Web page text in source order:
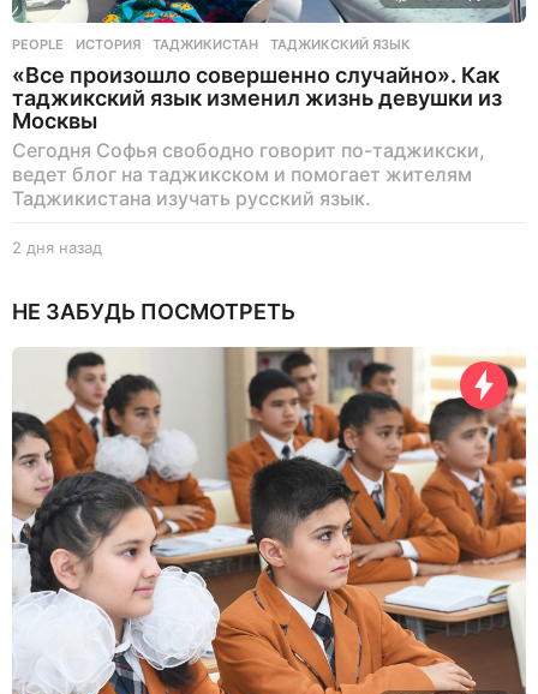
PEOPLE ИСТОРИЯ ,ТАДЖИКИСТАН ,ТАДЖИКСКИЙ ЯЗЫК
«Все произошло совершенно случайно». Как
таджикский язык изменил жизнь девушки из
Москвы
Сегодня Софья свободно говорит по-таджикски,
ведет блог на таджикском и помогает жителям
Таджикистана изучать русский язык.
2 дня назад
я
а
з
а
д
НЕ ЗАБУДЬ ПОСМОТРЕТЬ